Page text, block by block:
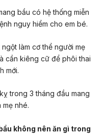
bầu có hệ thống miễn
nguy hiểm cho em bé.
làm cơ thể người mẹ
cần kiêng cữ để phôi thai
mới.
trong 3 tháng đầu mang
nhé.
không nên ăn gì trong